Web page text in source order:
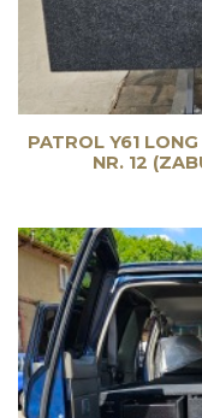
PATROL Y61
NR. 12